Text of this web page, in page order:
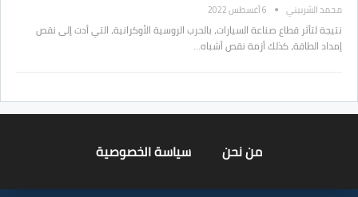
محمد الشربيني 6 أغسطس 2022
نتيجة لتأثر قطاع صناعة السيارات، بالحرب الروسية الأوكرانية، التي أدت إلى نقص
إمداد الطاقة، كذلك أزمة نقص أشباه…
من نحن سياسة الخصوصية